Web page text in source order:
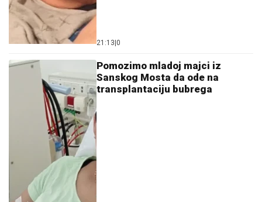
21:13 0
Pomozimo mladoj majci iz
Sanskog Mosta da ode na
transplantaciju bubrega